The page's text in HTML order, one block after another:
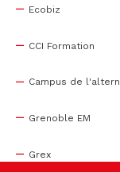
Ecobiz
CCI Formation
Campus de
Grenoble EM
Grex